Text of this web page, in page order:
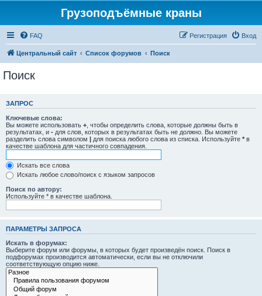
Грузоподъёмные краны
FAQ Вход
Регистрация
Центральный сайт Список форумов Поиск
Поиск
ЗАПРОС
Ключевые слова:
Вы можете использовать + , чтобы определить слова, которые должны быть в
результатах, и - для слов, которых в результатах быть не должно. Вы можете
разделить слова символом | для поиска любого слова из списка. Используйте * в
качестве шаблона для частичного совпадения.
Искать все слова
Искать любое слово/поиск с языком запросов
Поиск по автору:
Используйте * в качестве шаблона.
ПАРАМЕТРЫ ЗАПРОСА
Искать в форумах:
Выберите форум или форумы, в которых будет произведён поиск. Поиск в
подфорумах производится автоматически, если вы не отключили
соответствующую опцию ниже.